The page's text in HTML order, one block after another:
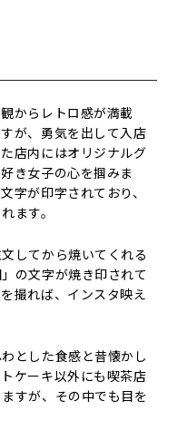
からレトロ感が満載
が、勇気を出して入店
店内にはオリジナルグ
き女子の心を掴みま
字が印字されており、
ます。
してから焼いてくれる
の文字が焼き印されて
撮れば、インスタ映え
とした食感と昔懐かし
ケーキ以外にも喫茶店
すが、その中でも目を